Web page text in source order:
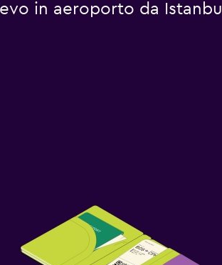
in aeroporto da Istanbul